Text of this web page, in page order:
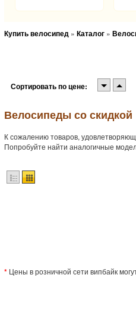
Купить велосипед » Каталог »
Сортировать по цене:
Велосипеды со скидкой
К сожалению товаров,
Попробуйте найти аналогичные
* Цены в розничной сети випбайк